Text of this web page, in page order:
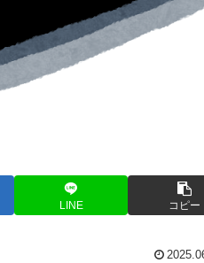
LINE コピー